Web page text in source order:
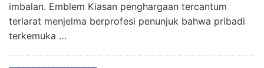
imbalan. Emblem Kiasan penghargaan tercantum
terlarat menjelma berprofesi penunjuk bahwa pribadi
terkemuka …